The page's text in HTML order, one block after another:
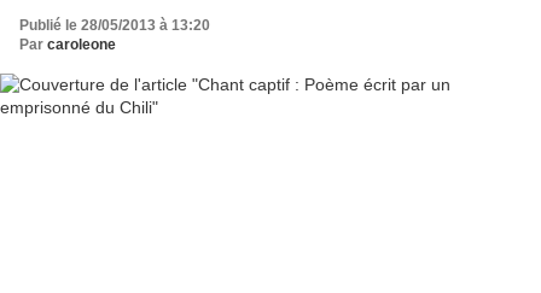
Publié le 28/05/2013 à 13:20
Par caroleone